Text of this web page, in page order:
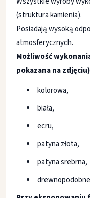
(struktura kamienia).
Posiadają wysoką
atmosferycznych.
Możliwość
pokazana na
kolorowa,
biała,
ecru,
patyna złota,
patyna srebrna,